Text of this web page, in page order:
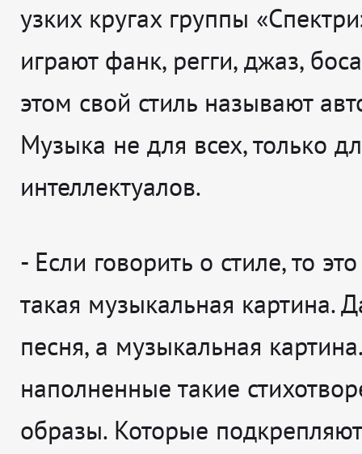
узких кругах группы
играют фанк, регги, джаз,
этом свой стиль называют
Музыка не для всех, только
интеллектуалов.
- Если говорить о стиле, то
такая музыкальная картина.
песня, а музыкальная
наполненные такие
образы. Которые